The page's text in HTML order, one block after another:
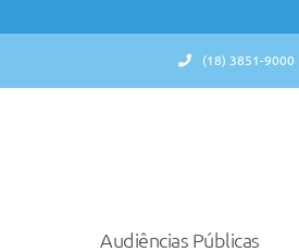
(18) 3851-9000
Audiências Públicas